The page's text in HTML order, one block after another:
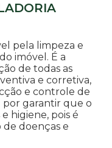
pela limpeza e
imóvel. É a
de todas as
e corretiva,
e controle de
por garantir que o
higiene, pois é
doenças e